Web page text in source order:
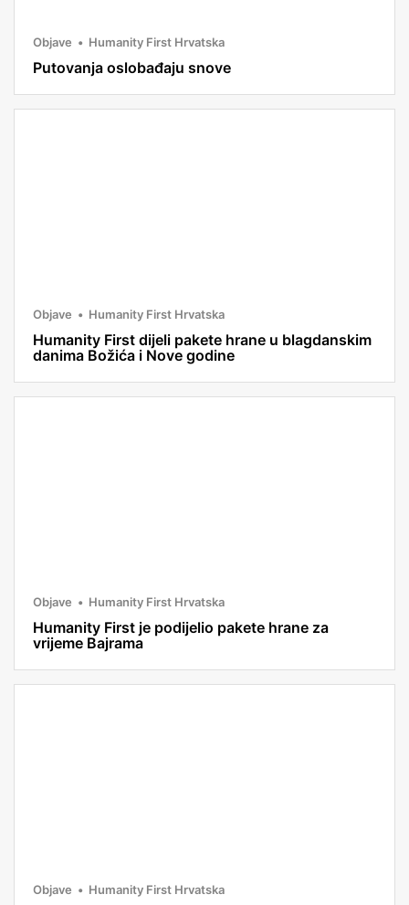
Objave Humanity First Hrvatska
Putovanja oslobađaju snove
Objave Humanity First Hrvatska
Humanity First dijeli pakete hrane u blagdanskim
danima Božića i Nove godine
Objave Humanity First Hrvatska
Humanity First je podijelio pakete hrane za
vrijeme Bajrama
Objave Humanity First Hrvatska